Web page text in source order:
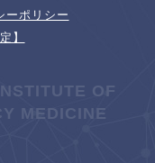
ーポリシー
】
OF
MEDICINE